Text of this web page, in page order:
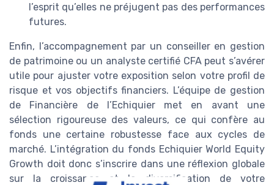
l’esprit qu’elles ne préjugent pas des performances
futures.
Enfin, l’accompagnement par un conseiller en gestion
de patrimoine ou un analyste certifié CFA peut s’avérer
utile pour ajuster votre exposition selon votre profil de
risque et vos objectifs financiers. L’équipe de gestion
de Financière de l’Echiquier met en avant une
sélection rigoureuse des valeurs, ce qui confère au
fonds une certaine robustesse face aux cycles de
marché. L’intégration du fonds Echiquier World Equity
Growth doit donc s’inscrire dans une réflexion globale
sur la croissance et la diversification de votre